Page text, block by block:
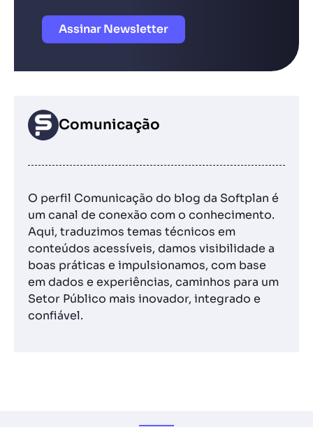
Assinar Newsletter
Comunicação
O perfil Comunicação do blog da Softplan é
um canal de conexão com o conhecimento.
Aqui, traduzimos temas técnicos em
conteúdos acessíveis, damos visibilidade a
boas práticas e impulsionamos, com base
em dados e experiências, caminhos para um
Setor Público mais inovador, integrado e
confiável.